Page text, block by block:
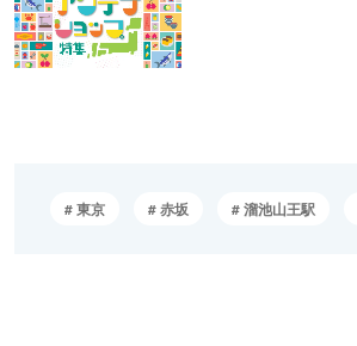
東京 赤坂 溜池山王駅